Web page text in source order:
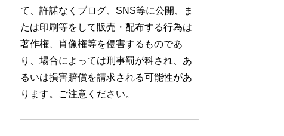
て、許諾なくブログ、SNS等に公開、ま
たは印刷等をして販売・配布する行為は
著作権、肖像権等を侵害するものであ
り、場合によっては刑事罰が科され、あ
るいは損害賠償を請求される可能性があ
ります。ご注意ください。